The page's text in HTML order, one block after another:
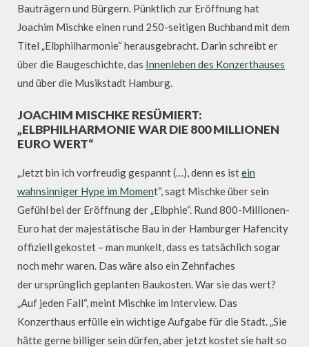
Bauträgern und Bürgern. Pünktlich zur Eröffnung hat
Joachim Mischke einen rund 250-seitigen Buchband mit dem
Titel „Elbphilharmonie“ herausgebracht. Darin schreibt er
über die Baugeschichte, das Innenleben des Konzerthauses
und über die Musikstadt Hamburg.
JOACHIM MISCHKE RESÜMIERT:
„ELBPHILHARMONIE WAR DIE 800 MILLIONEN
EURO WERT“
„Jetzt bin ich vorfreudig gespannt (…), denn es istein
wahnsinniger Hype im Moment“, sagt Mischke über sein
Gefühl bei der Eröffnung der „Elbphie“. Rund 800-Millionen-
Euro hat der majestätische Bau in der Hamburger Hafencity
offiziell gekostet – man munkelt, dass es tatsächlich sogar
noch mehr waren. Das wäre also ein Zehnfaches
der ursprünglich geplanten Baukosten. War sie das wert?
„Auf jeden Fall“, meint Mischke im Interview. Das
Konzerthaus erfülle ein wichtige Aufgabe für die Stadt. „Sie
hätte gerne billiger sein dürfen, aber jetzt kostet sie halt so